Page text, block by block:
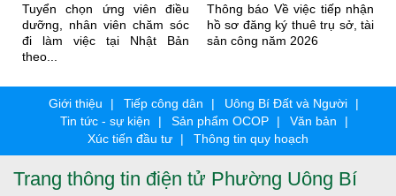
Tuyển chọn ứng viên điều
dưỡng, nhân viên chăm sóc
đi làm việc tại Nhật Bản
theo...
Thông báo Về việc tiếp nhận
hồ sơ đăng ký thuê trụ sở, tài
sản công năm 2026
Giới thiệu Tiếp công dân
Uông Bí Đất và Người
Tin tức - sự kiện
Sản phẩm OCOP
Văn bản
Xúc tiến đầu tư
Thông tin quy hoạch
Trang thông tin điện tử Phường Uông Bí